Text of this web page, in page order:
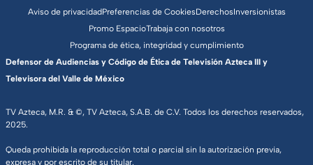
TV Azteca, M.R. & ©, TV Azteca, S.A.B. de C.V. Todos los derechos reservados,
2025.
Queda prohibida la reproducción total o parcial sin la autorización previa,
expresa y por escrito de su titular.
Aviso de privacidadPreferencias de CookiesDerechosInversionistas
Promo EspacioTrabaja con nosotros
Programa de ética, integridad y cumplimiento
Defensor de Audiencias y Código de Ética de Televisión Azteca III y
Televisora del Valle de México